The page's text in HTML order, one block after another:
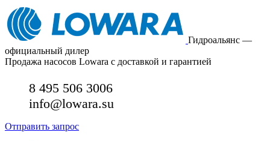
Гидроальянс —
официальный дилер
Продажа насосов Lowara с доставкой и гарантией
8 495 506 3006
info@lowara.su
Отправить запрос